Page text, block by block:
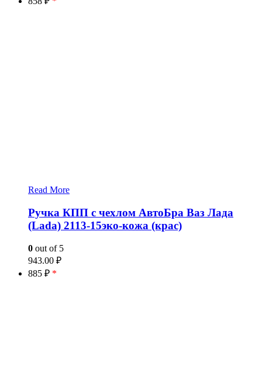
Read More
Ручка КПП с чехлом АвтоБра Ваз Лада
(Lada) 2113-15эко-кожа (крас)
0 out of 5
943.00 ₽
885 ₽ *